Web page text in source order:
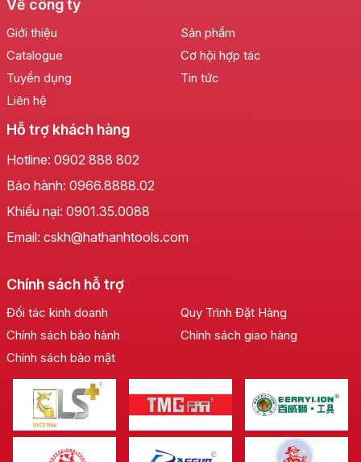
Về công ty
Giới thiệu
Sản phẩm
Catalogue
Cơ hội hợp tác
Tuyển dụng
Tin tức
Liên hệ
Hỗ trợ khách hàng
Hotline: 0902 888 802
Bảo hành: 0966.8888.02
Khiếu nại: 0901.35.0088
Email: cskh@hathanhtools.com
Chính sách hỗ trợ
Đối tác kinh doanh
Quy Trình Đặt Hàng
Chính sách bảo hành
Chính sách giao hàng
Chính sách bảo mật